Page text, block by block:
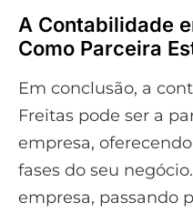
A Contabilidade
Como Parceira
Em conclusão, a
Freitas pode ser a
empresa,
fases do seu
empresa, passando